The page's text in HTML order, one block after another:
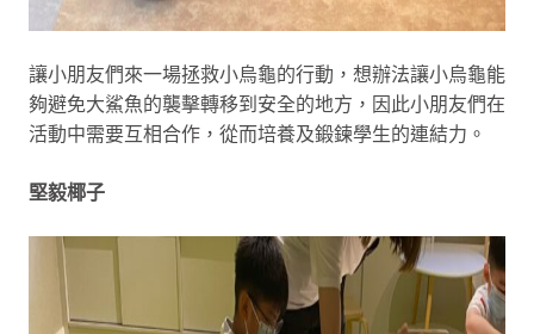
讓小朋友們來一場拯救小烏龜的行動，想辦法讓小烏龜能
夠避免大鯊魚的襲擊轉移到安全的地方，因此小朋友們在
活動中需要互相合作，從而培養及鍛鍊學生的連結力。
堅毅椰子